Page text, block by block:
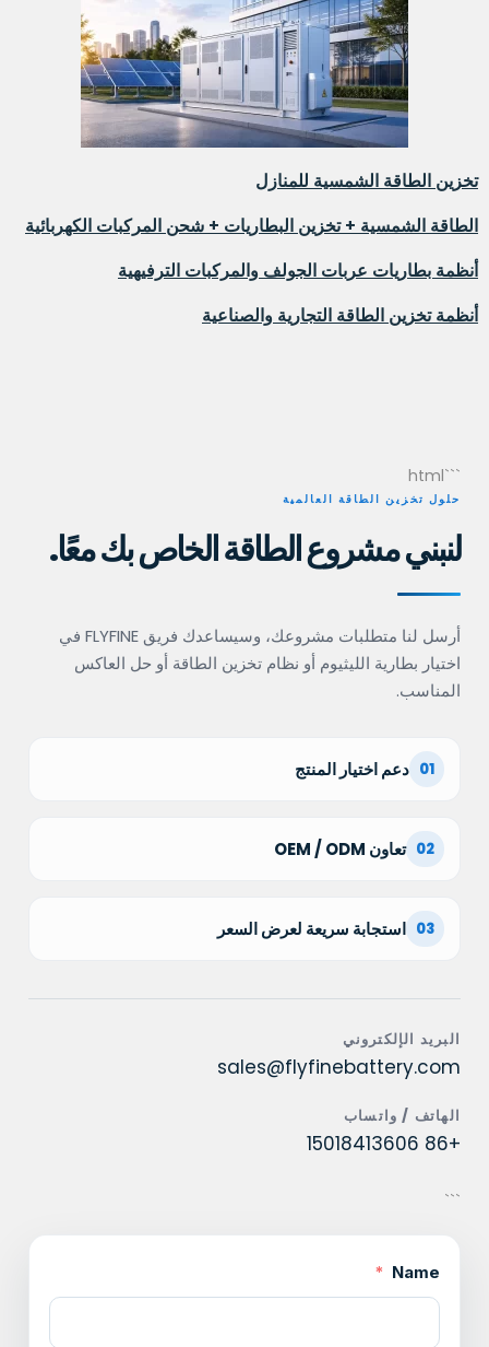
تخزين الطاقة الشمسية للمنازل
الطاقة الشمسية + تخزين البطاريات + شحن المركبات الكهربائية
أنظمة بطاريات عربات الجولف والمركبات الترفيهية
أنظمة تخزين الطاقة التجارية والصناعية
```html
حلول تخزين الطاقة العالمية
لنبني مشروع الطاقة الخاص بك معًا.
أرسل لنا متطلبات مشروعك، وسيساعدك فريق FLYFINE في
اختيار بطارية الليثيوم أو نظام تخزين الطاقة أو حل العاكس
المناسب.
01 دعم اختيار المنتج
02 تعاون OEM / ODM
03 استجابة سريعة لعرض السعر
البريد الإلكتروني
sales@flyfinebattery.com
الهاتف / واتساب
+86 15018413606
```
Name